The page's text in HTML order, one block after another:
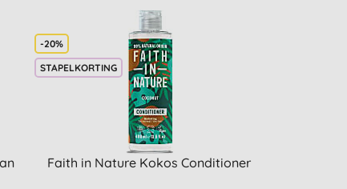
-20%
STAPELKORTING
Faith in Nature Kokos Conditioner